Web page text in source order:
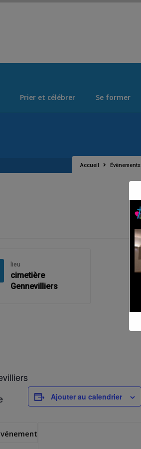
Prier et célébrer Se former
Accueil Évènements
lieu
cimetière
Gennevilliers
Ajouter au calendrier